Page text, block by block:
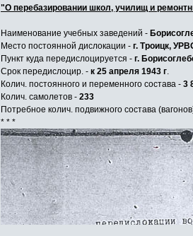
"О перебазировании школ, училищ и
Наименование учебных заведений -
Место постоянной дислокации - г. Троицк,
Пункт куда передислоцируется - г.
Срок передислоцир. - к 25 апреля 1943 г.
Колич. постоянного и переменного состава - 3
Колич. самолетов - 233
Потребное колич. подвижного состава
* * *